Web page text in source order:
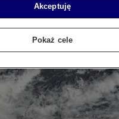
Akceptuję
Pokaż cele